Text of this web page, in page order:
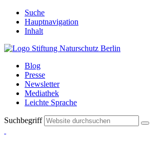
Suche
Hauptnavigation
Inhalt
Blog
Presse
Newsletter
Mediathek
Leichte Sprache
Suchbegriff